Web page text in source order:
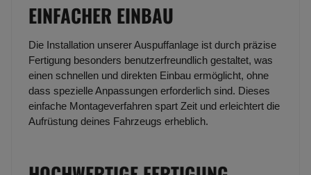
EINFACHER EINBAU
Die Installation unserer Auspuffanlage ist durch präzise
Fertigung besonders benutzerfreundlich gestaltet, was
einen schnellen und direkten Einbau ermöglicht, ohne
dass spezielle Anpassungen erforderlich sind. Dieses
einfache Montageverfahren spart Zeit und erleichtert die
Aufrüstung deines Fahrzeugs erheblich.